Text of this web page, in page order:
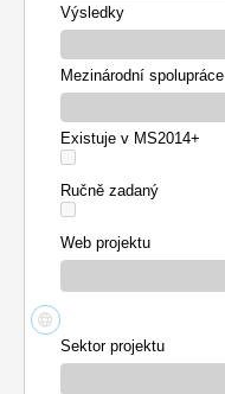
Výsledky
Mezinárodní spolupráce
Existuje v MS2014+
Ručně zadaný
Web projektu
Sektor projektu